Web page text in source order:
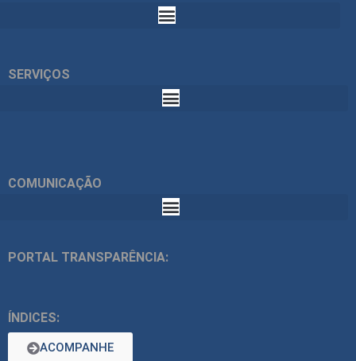
SERVIÇOS
COMUNICAÇÃO
PORTAL TRANSPARÊNCIA:
ÍNDICES:
ACOMPANHE